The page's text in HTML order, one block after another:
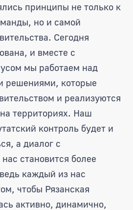
принципы не только к
но и самой
Сегодня
и вместе с
мы работаем над
решениями, которые
и реализуются
территориях. Наш
контроль будет и
а диалог с
становится более
каждый из нас
чтобы Рязанская
активно, динамично,